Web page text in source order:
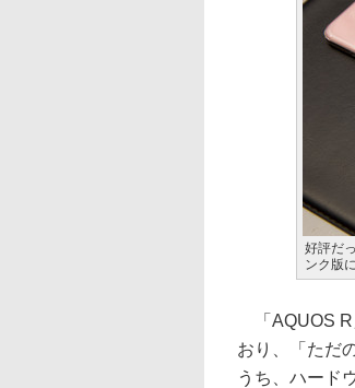
好評だ
ンク版
「AQUOS R
おり、「ただ
うち、ハード